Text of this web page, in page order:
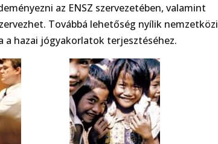
az ENSZ szervezetében, valamint
Továbbá lehetőség nyílik nemzetközi
a hazai jógyakorlatok terjesztéséhez.